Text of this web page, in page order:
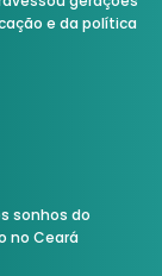
e da política
sonhos do
no Ceará